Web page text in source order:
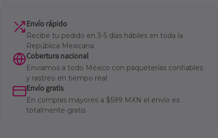
Envío rápido
Recibe tu pedido en 3-5 días hábiles en toda la
República Mexicana
Cobertura nacional
Enviamos a todo México con paqueterías confiables
y rastreo en tiempo real
Envío gratis
En compras mayores a $599 MXN el envío es
totalmente gratis